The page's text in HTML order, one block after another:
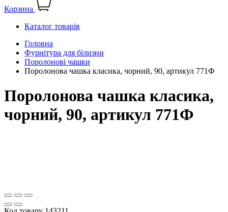
Корзина
Каталог товарів
Головна
Фурнітура для білизни
Поролонові чашки
Поролонова чашка класика, чорний, 90, артикул 771Ф
Поролонова чашка класика,
чорний, 90, артикул 771Ф